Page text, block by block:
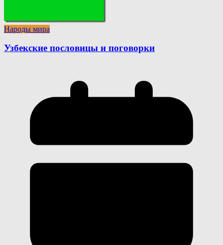
Народы мира
Узбекские пословицы и поговорки